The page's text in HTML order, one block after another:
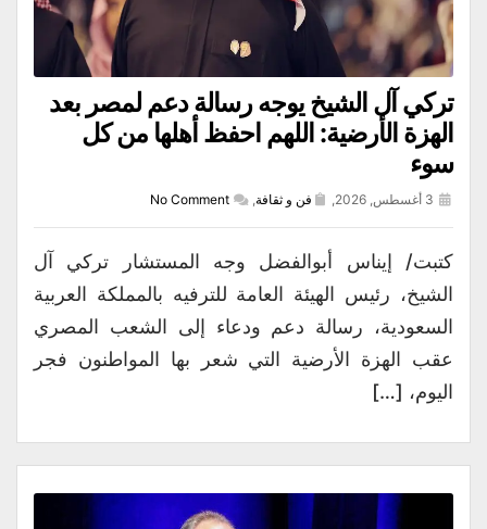
تركي آل الشيخ يوجه رسالة دعم لمصر بعد
الهزة الأرضية: اللهم احفظ أهلها من كل
سوء
فن و ثقافة,
No Comment
كتبت/ إيناس أبوالفضل وجه المستشار تركي آل
الشيخ، رئيس الهيئة العامة للترفيه بالمملكة العربية
السعودية، رسالة دعم ودعاء إلى الشعب المصري
عقب الهزة الأرضية التي شعر بها المواطنون فجر
اليوم، […]